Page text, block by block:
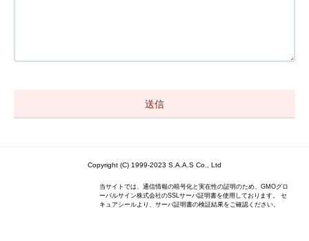
Copyright (C) 1999-2023 S.A.A.S Co., Ltd
当サイトでは、通信情報の暗号化と実在性の証明のため、GMOグロ
ーバルサイン株式会社のSSLサーバ証明書を使用しております。 セ
キュアシールより、サーバ証明書の検証結果をご確認ください。